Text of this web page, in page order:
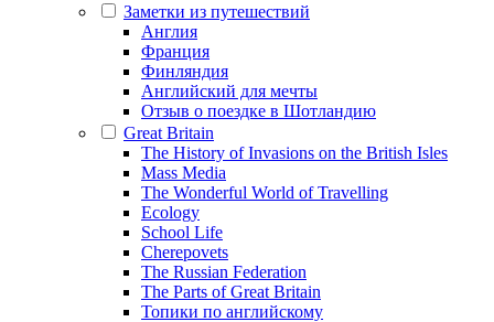
Заметки из путешествий
Англия
Франция
Финляндия
Английский для мечты
Отзыв о поездке в Шотландию
Great Britain
The History of Invasions on the British Isles
Mass Media
The Wonderful World of Travelling
Ecology
School Life
Cherepovets
The Russian Federation
The Parts of Great Britain
Топики по английскому